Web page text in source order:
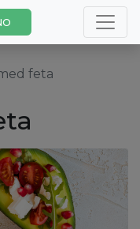
feta